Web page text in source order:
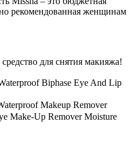
рекомендованная женщинам
для снятия макияжа!
Biphase Eye And Lip
Makeup Remover
Make-Up Remover Moisture